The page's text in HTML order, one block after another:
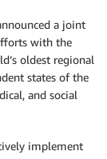
a joint
with the
oldest regional
states of the
and social
implement